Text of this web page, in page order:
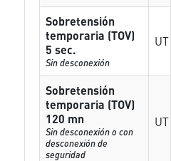
Sobretensión
temporaria (TOV)
5 sec.
Sin desconexión
UT
Sobretensión
temporaria (TOV)
120 mn
Sin desconexión o con
desconexión de
seguridad
UT